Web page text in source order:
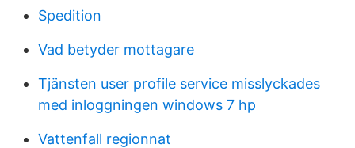
Spedition
Vad betyder mottagare
Tjänsten user profile service misslyckades
med inloggningen windows 7 hp
Vattenfall regionnat